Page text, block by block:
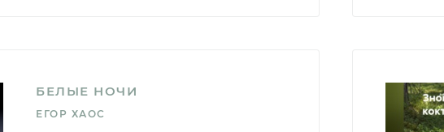
БЕЛЫЕ НОЧИ
ЕГОР ХАОС